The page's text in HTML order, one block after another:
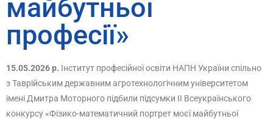
майбутньої
професії»
15.05.2026 р. Інститут професійної освіти НАПН України спільно
з Таврійським державним агротехнологічним університетом
імені Дмитра Моторного підбили підсумки ІІ Всеукраїнського
конкурсу «Фізико-математичний портрет моєї майбутньої